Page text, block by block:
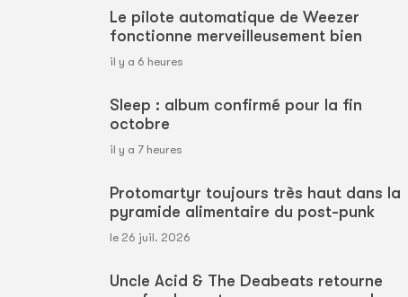
Le pilote automatique de Weezer
fonctionne merveilleusement bien
il y a 6 heures
Sleep : album confirmé pour la fin
octobre
il y a 7 heures
Protomartyr toujours très haut dans la
pyramide alimentaire du post-punk
le 26 juil. 2026
Uncle Acid & The Deabeats retourne